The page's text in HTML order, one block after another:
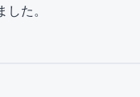
た。